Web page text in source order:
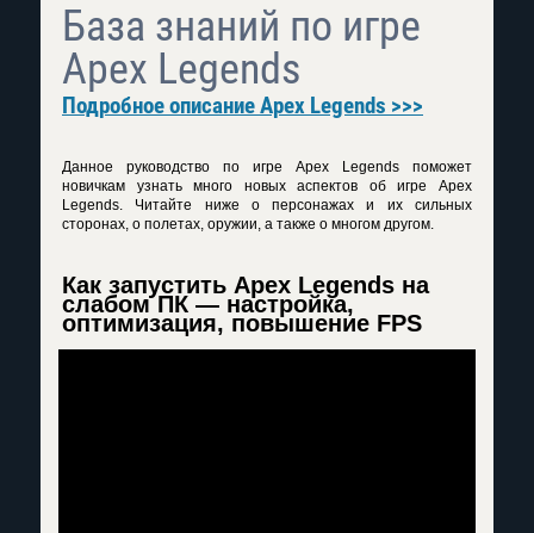
База знаний по игре
Apex Legends
Подробное описание Apex Legends >>>
Данное руководство по игре Apex Legends поможет
новичкам узнать много новых аспектов об игре Apex
Legends. Читайте ниже о персонажах и их сильных
сторонах, о полетах, оружии, а также о многом другом.
Как запустить Apex Legends на
слабом ПК — настройка,
оптимизация, повышение FPS